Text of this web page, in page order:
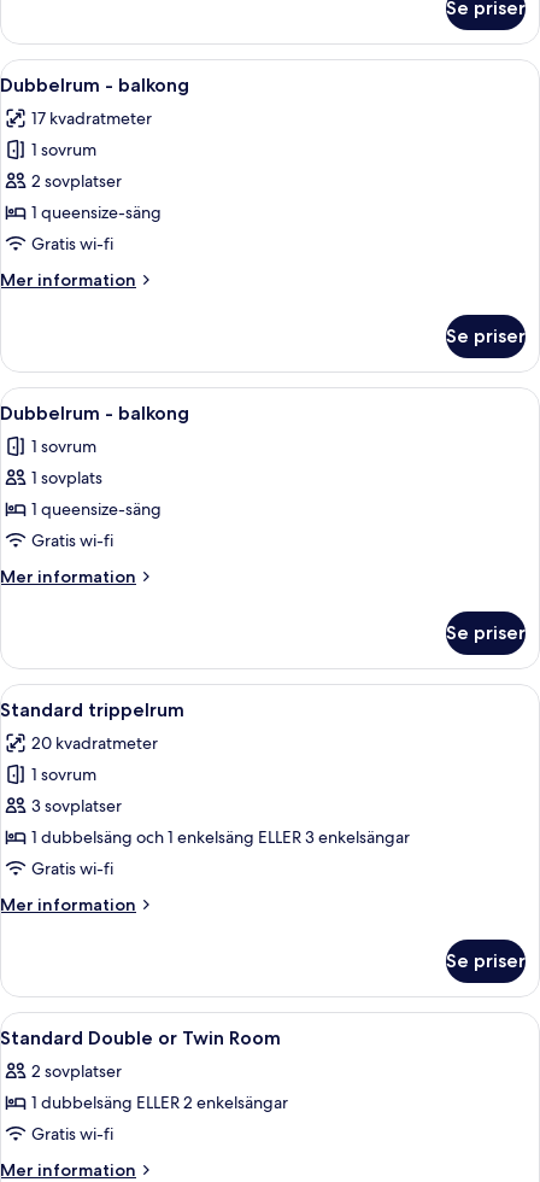
Se priser
Öppna
alla
foton
för
Dubbelrum
-
balkong
En takterrass med ett bord och
5
Dubbelrum - balkong
17 kvadratmeter
1 sovrum
2 sovplatser
1 queensize-säng
Gratis wi-fi
Mer information
Mer
-
balkong
Se priser
Öppna
alla
foton
för
Dubbelrum
-
balkong
Allergitestade sängkläder, minibar
5
Dubbelrum - balkong
1 sovrum
1 sovplats
1 queensize-säng
Gratis wi-fi
Mer information
Mer
-
balkong
Se priser
Öppna
alla
foton
för
Standard
trippelrum
Ett modernt hotellrum med en stor
8
Standard trippelrum
20 kvadratmeter
1 sovrum
3 sovplatser
1 dubbelsäng och 1 enkelsäng ELLER 3 enkelsängar
Gratis wi-fi
Mer information
Mer
trippelrum
Se priser
Öppna
alla
foton
för
Standard
Double
Ett hotellrum med en säng,
6
Standard Double or Twin Room
2 sovplatser
1 dubbelsäng ELLER 2 enkelsängar
Gratis wi-fi
Mer information
Mer